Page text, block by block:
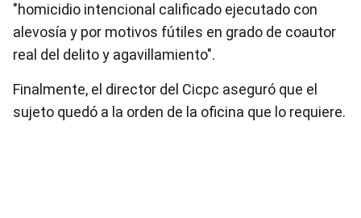
"homicidio intencional calificado ejecutado con
alevosía y por motivos fútiles en grado de coautor
real del delito y agavillamiento".
Finalmente, el director del Cicpc aseguró que el
sujeto quedó a la orden de la oficina que lo requiere.